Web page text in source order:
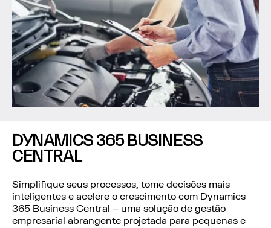
DYNAMICS 365 BUSINESS
CENTRAL
Simplifique seus processos, tome decisões mais
inteligentes e acelere o crescimento com Dynamics
365 Business Central – uma solução de gestão
empresarial abrangente projetada para pequenas e